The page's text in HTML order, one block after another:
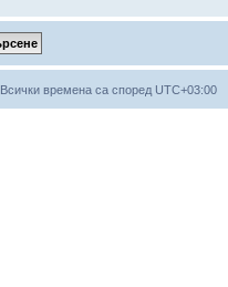
Всички времена са според UTC+03:00